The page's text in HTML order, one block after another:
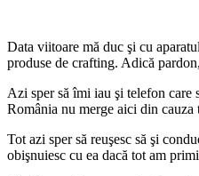
Data viitoare mă duc şi cu
produse de crafting. Adică
Azi sper să îmi iau şi telefon care
România nu merge aici din
Tot azi sper să reuşesc să şi
obişnuiesc cu ea dacă tot am